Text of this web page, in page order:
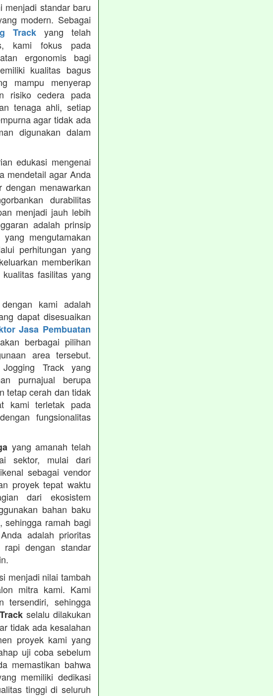
menjadi standar baru
modern. Sebagai
Trackyang telah
kami fokus pada
ergonomis bagi
kualitas bagus
mampu menyerap
risiko cedera pada
tenaga ahli, setiap
agar tidak ada
digunakan dalam
edukasi mengenai
mendetail agar Anda
menawarkan
durabilitas
menjadi jauh lebih
adalah prinsip
mengutamakan
perhitungan yang
memberikan
fasilitas yang
kami adalah
dapat disesuaikan
Jasa Pembuatan
berbagai pilihan
area tersebut.
Track yang
purnajual berupa
tetap cerah dan tidak
kami terletak pada
fungsionalitas
yang amanah telah
sektor, mulai dari
sebagai vendor
proyek tepat waktu
dari ekosistem
bahan baku
sehingga ramah bagi
adalah prioritas
dengan standar
menjadi nilai tambah
mitra kami. Kami
tersendiri, sehingga
selalu dilakukan
tidak ada kesalahan
proyek kami yang
uji coba sebelum
memastikan bahwa
memiliki dedikasi
tinggi di seluruh